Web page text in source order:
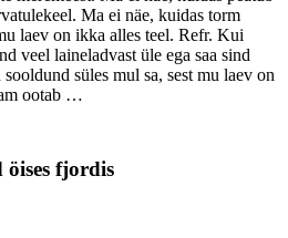
Ma ei näe, kuidas torm
laev on ikka alles teel. Refr. Kui
veel laineladvast üle ega saa sind
süles mul sa, sest mu laev on
ootab …
öises fjordis